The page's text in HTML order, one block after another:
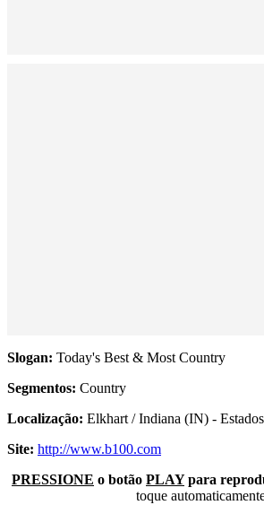
Slogan: Today's Best & Most Country
Segmentos: Country
Localização: Elkhart / Indiana (IN) -
Site: http://www.b100.com
PRESSIONE o botão PLAYpara
toque